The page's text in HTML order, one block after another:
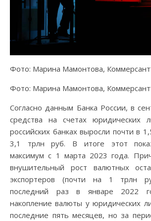
Фото: Марина Мамонтова,
Фото: Марина Мамонтова,
Согласно данным Банка России, в
средства на счетах
российских банках выросли почти в
3,1 трлн руб. В итоге этот
максимум с 1 марта 2023 года.
внушительный рост валютных
экспортеров (почти на 1 трлн
последний раз в январе 2022
накопление валюты у юридических
последние пять месяцев, но за